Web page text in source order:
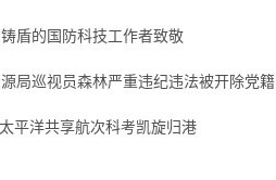
盾的国防科技工作者致敬
局巡视员森林严重违纪违法被开除党籍
平洋共享航次科考凯旋归港